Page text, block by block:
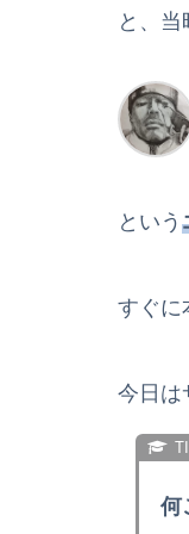
と、当
という
すぐに
今日は
何